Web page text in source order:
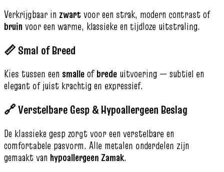
Verkrijgbaar in zwartvoor een strak, modern contrast of
bruinvoor een warme, klassieke en tijdloze uitstraling.
📏 Smal of Breed
Kies tussen een smalleofbrede uitvoering — subtiel en
elegant of juist krachtig en expressief.
🔗 Verstelbare Gesp & Hypoallergeen Beslag
De klassieke gesp zorgt voor een verstelbare en
comfortabele pasvorm. Alle metalen onderdelen zijn
gemaakt van hypoallergeen Zamak.